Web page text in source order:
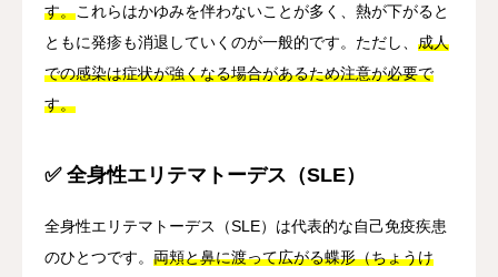
す。これらはかゆみを伴わないことが多く、熱が下がると
ともに発疹も消退していくのが一般的です。ただし、 成人
での感染は症状が強くなる場合があるため注意が必要で
す。
✅ 全身性エリテマトーデス（SLE）
全身性エリテマトーデス（SLE）は代表的な自己免疫疾患
のひとつです。 両頬と鼻に渡って広がる蝶形（ちょうけ